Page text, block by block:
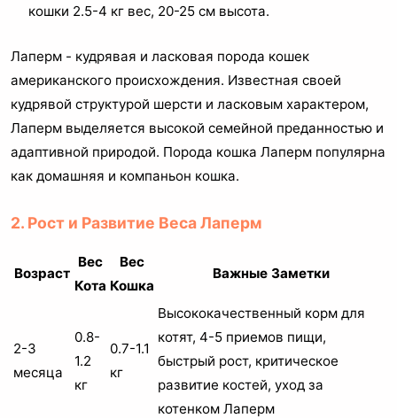
кошки 2.5-4 кг вес, 20-25 см высота.
Лаперм - кудрявая и ласковая порода кошек
американского происхождения. Известная своей
кудрявой структурой шерсти и ласковым характером,
Лаперм выделяется высокой семейной преданностью и
адаптивной природой. Порода кошка Лаперм популярна
как домашняя и компаньон кошка.
2. Рост и Развитие Веса Лаперм
Возраст
Вес
Кота
Вес
Кошка
Важные Заметки
2-3
месяца
0.8-
1.2
кг
0.7-1.1
кг
Высококачественный корм для
котят, 4-5 приемов пищи,
быстрый рост, критическое
развитие костей, уход за
котенком Лаперм